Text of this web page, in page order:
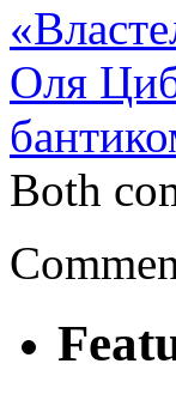
Оля
Both